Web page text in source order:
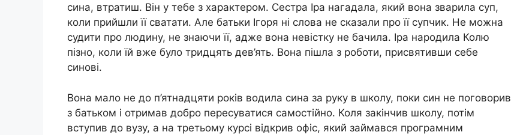
сина, втратиш. Він у тебе з характером. Сестра Іра нагадала, який вона зварила суп,
коли прийшли її сватати. Але батьки Ігоря ні слова не сказали про її супчик. Не можна
судити про людину, не знаючи її, адже вона невістку не бачила. Іра народила Колю
пізно, коли їй вже було тридцять дев’ять. Вона пішла з роботи, присвятивши себе
синові.
Вона мало не до п’ятнадцяти років водила сина за руку в школу, поки син не поговорив
з батьком і отримав добро пересуватися самостійно. Коля закінчив школу, потім
вступив до вузу, а на третьому курсі відкрив офіс, який займався програмним